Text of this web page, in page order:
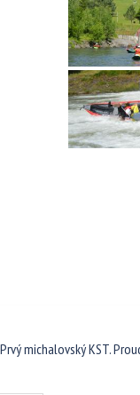
michalovský KST.